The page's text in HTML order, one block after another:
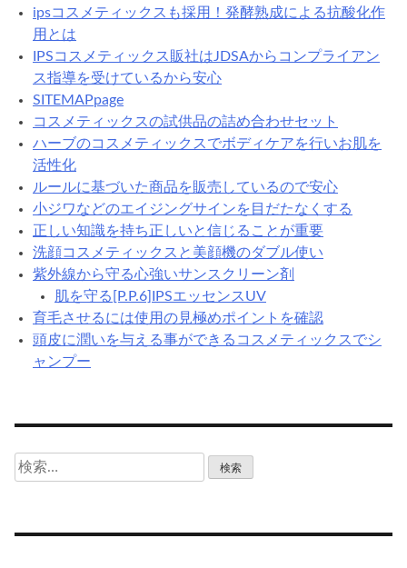
ipsコスメティックスも採用！発酵熟成による抗酸化作
用とは
IPSコスメティックス販社はJDSAからコンプライアン
ス指導を受けているから安心
SITEMAPpage
コスメティックスの試供品の詰め合わせセット
ハーブのコスメティックスでボディケアを行いお肌を
活性化
ルールに基づいた商品を販売しているので安心
小ジワなどのエイジングサインを目だたなくする
正しい知識を持ち正しいと信じることが重要
洗顔コスメティックスと美顔機のダブル使い
紫外線から守る心強いサンスクリーン剤
肌を守る[P.P.6]IPSエッセンスUV
育毛させるには使用の見極めポイントを確認
頭皮に潤いを与える事ができるコスメティックスでシ
ャンプー
検
索: